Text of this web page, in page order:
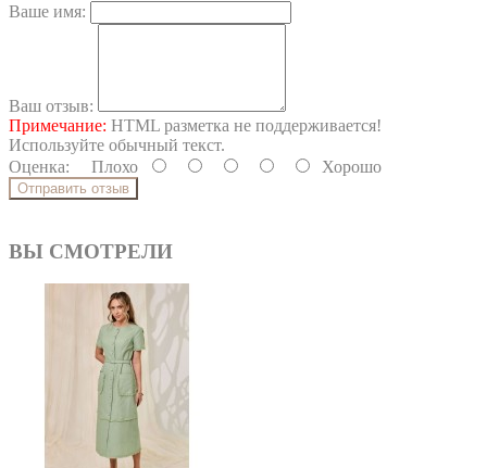
Ваше имя:
Ваш отзыв:
Примечание: HTML разметка не поддерживается!
Используйте обычный текст.
Оценка: Плохо Хорошо
Отправить отзыв
ВЫ СМОТРЕЛИ